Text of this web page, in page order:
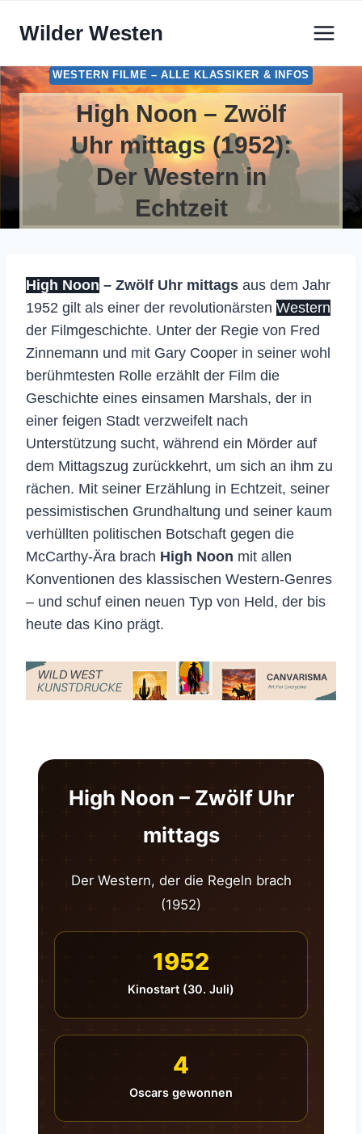
InhaltWilder Westen
WESTERN FILME – ALLE KLASSIKER & INFOS
High Noon – Zwölf
Uhr mittags (1952):
Der Western in
Echtzeit
High Noon – Zwölf Uhr mittags aus dem Jahr
1952 gilt als einer der revolutionärsten Western
der Filmgeschichte. Unter der Regie von Fred
Zinnemann und mit Gary Cooper in seiner wohl
berühmtesten Rolle erzählt der Film die
Geschichte eines einsamen Marshals, der in
einer feigen Stadt verzweifelt nach
Unterstützung sucht, während ein Mörder auf
dem Mittagszug zurückkehrt, um sich an ihm zu
rächen. Mit seiner Erzählung in Echtzeit, seiner
pessimistischen Grundhaltung und seiner kaum
verhüllten politischen Botschaft gegen die
McCarthy-Ära brach High Noon mit allen
Konventionen des klassischen Western-Genres
– und schuf einen neuen Typ von Held, der bis
heute das Kino prägt.
High Noon – Zwölf Uhr
mittags
Der Western, der die Regeln brach
(1952)
1952
Kinostart (30. Juli)
4
Oscars gewonnen